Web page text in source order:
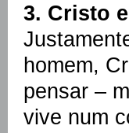
3. Cristo
homem,
pensar –
vive num